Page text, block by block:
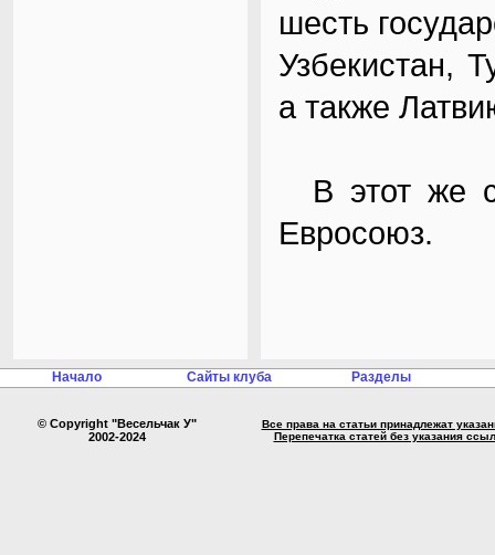
шесть
Узбекистан,
а также
В этот же
Евросоюз.
Начало Сайты клуба Разделы
© Copyright "Весельчак У"
2002-2024
Все права на статьи принадлежат
Перепечатка статей без указания